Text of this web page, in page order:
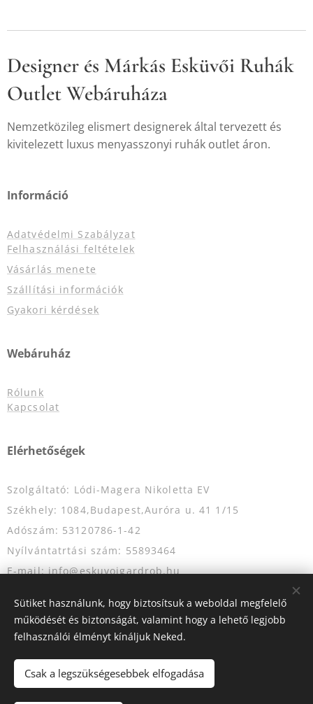
Designer és Márkás Esküvői Ruhák
Outlet Webáruháza
Nemzetközileg elismert designerek által tervezett és
kivitelezett luxus menyasszonyi ruhák outlet áron.
Információ
Adatvédelmi Szabályzat
Felhasználási feltételek
Vásárlás menete
Szállítási információk
Gyakori kérdések
Webáruház
Rólunk
Kapcsolat
Elérhetőségek
Szolgáltató: Lódi-Magera Nikoletta EV
Székhely: 1084,Budapest,Auróra u. 41 1/15
Adószám: 53120786-1-42
Nyílvántatrtási szám: 55893464
E-mail: info@eskuvoigardrob.hu
Az oldalt a Webnode működteti
Sütiket használunk, hogy biztosítsuk a weboldal megfelelő
működését és biztonságát, valamint hogy a lehető legjobb
felhasználói élményt kínáljuk Neked.
Csak a legszükségesebbek elfogadása